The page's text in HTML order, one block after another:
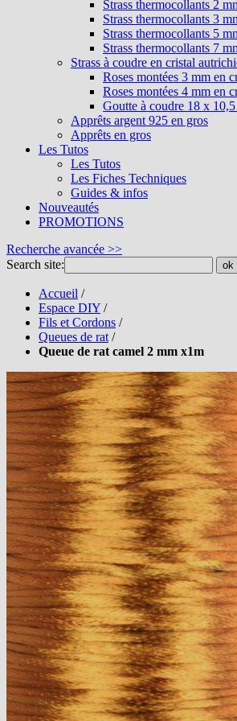
Strass thermocollants 2
Strass thermocollants 3
Strass thermocollants 5
Strass thermocollants 7
Strass à coudre en cristal
Roses montées 3 mm en
Roses montées 4 mm en
Goutte à coudre 18 x
Apprêts argent 925 en gros
Apprêts en gros
Les Tutos
Les Tutos
Les Fiches Techniques
Guides & infos
Nouveautés
PROMOTIONS
Recherche avancée >>
Search site:
ok
Accueil /
Espace DIY /
Fils et Cordons /
Queues de rat /
Queue de rat camel 2 mm x1m